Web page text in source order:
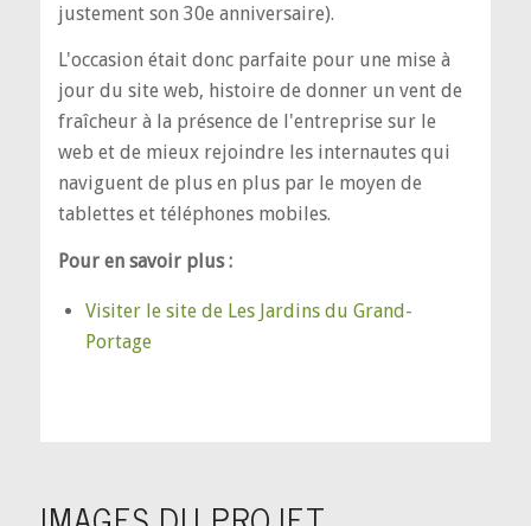
justement son 30e anniversaire).
L'occasion était donc parfaite pour une mise à
jour du site web, histoire de donner un vent de
fraîcheur à la présence de l'entreprise sur le
web et de mieux rejoindre les internautes qui
naviguent de plus en plus par le moyen de
tablettes et téléphones mobiles.
Pour en savoir plus :
Visiter le site de Les Jardins du Grand-
Portage